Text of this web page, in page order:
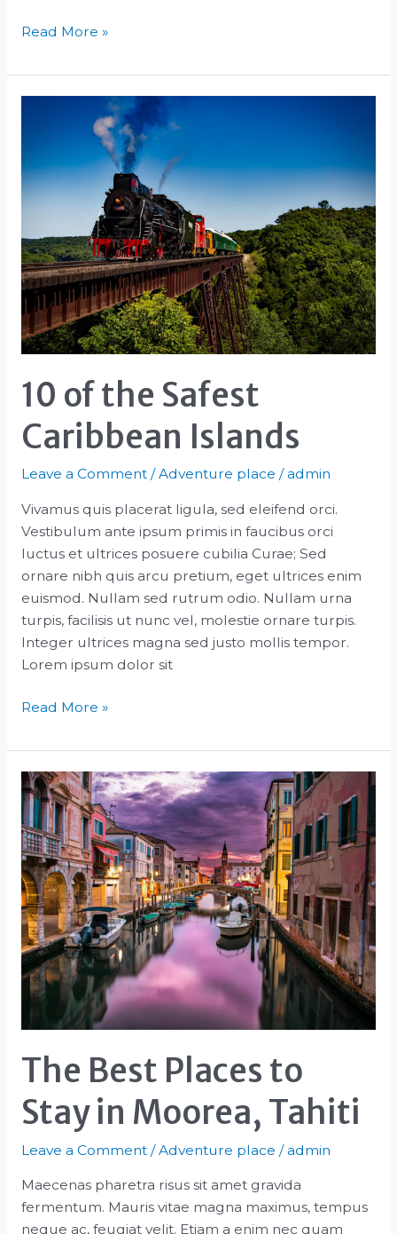
Telluride,
Travel
Guide
Tips
Read More »
10 of the Safest
Caribbean Islands
Leave a Comment /Adventure place /admin
Vivamus quis placerat ligula, sed eleifend orci.
Vestibulum ante ipsum primis in faucibus orci
luctus et ultrices posuere cubilia Curae; Sed
ornare nibh quis arcu pretium, eget ultrices enim
euismod. Nullam sed rutrum odio. Nullam urna
turpis, facilisis ut nunc vel, molestie ornare turpis.
Integer ultrices magna sed justo mollis tempor.
Lorem ipsum dolor sit
10
the
Safest
Caribbean
Islands
Read More »
The Best Places to
Stay in Moorea, Tahiti
Leave a Comment /Adventure place /admin
Maecenas pharetra risus sit amet gravida
fermentum. Mauris vitae magna maximus, tempus
neque ac, feugiat velit. Etiam a enim nec quam